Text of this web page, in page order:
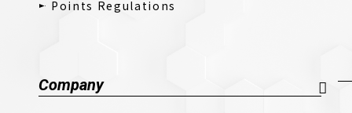
Points Regulations
Company